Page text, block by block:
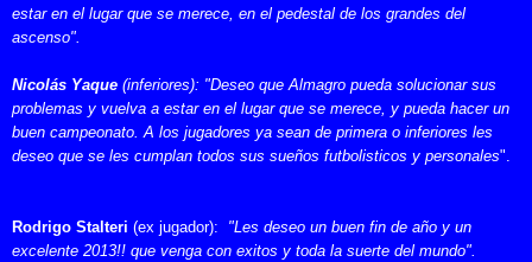
estar en el lugar que se merece, en el pedestal de los grandes del
ascenso".
Nicolás Yaque (inferiores): "Deseo que Almagro pueda solucionar sus
problemas y vuelva a estar en el lugar que se merece, y pueda hacer un
buen campeonato. A los jugadores ya sean de primera o inferiores les
deseo que se les cumplan todos sus sueños futbolisticos y personales".
Rodrigo Stalteri (ex jugador): "Les deseo un buen fin de año y un
excelente 2013!! que venga con exitos y toda la suerte del mundo".